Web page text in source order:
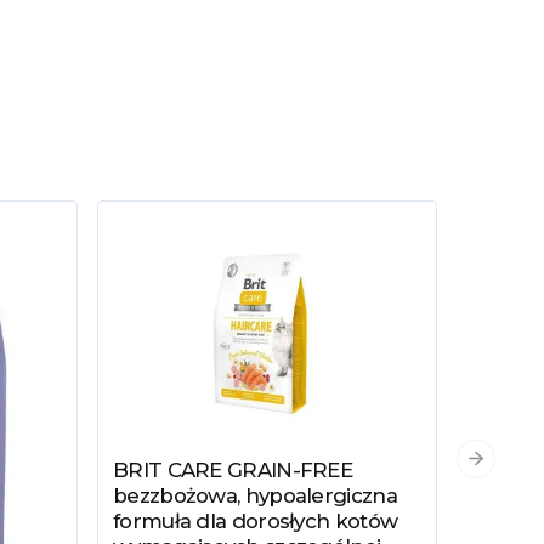
Zobacz produkt
BRIT CARE GRAIN-FREE
bezzbożowa, hypoalergiczna
formuła dla dorosłych kotów